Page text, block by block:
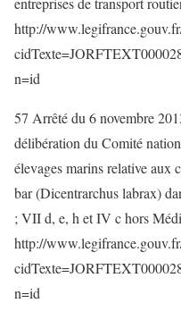
http://
n=id
57 Arrêté du 6 novembre
délibération du Comité
élevages marins relative aux
bar (Dicentrarchus labrax)
; VII d, e, h et IV c hors
http://
n=id